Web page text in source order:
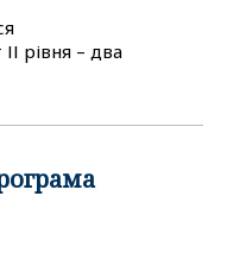
рівня – два